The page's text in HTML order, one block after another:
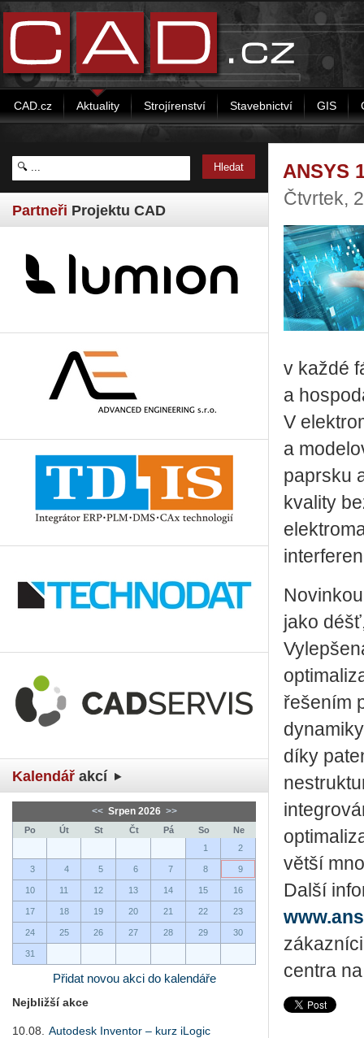
CAD.cz Aktuality Strojírenství Stavebnictví GIS
Partneři Projektu CAD
Kalendář akcí
<< Srpen 2026 >>
Po Út St Čt Pá So
Ne
1
2
3 4 5 6 7 8 9
10 11 12 13 14 15 16
17 18 19 20 21 22 23
24 25 26 27 28 29 30
31
Přidat novou akci do kalendáře
Nejbližší akce
10.08.
Autodesk Inventor – kurz iLogic
ANSYS
Čtvrtek,
v každé
a
V
a
paprsku
kvality
jako
řešením
díky
větší
Další
centra